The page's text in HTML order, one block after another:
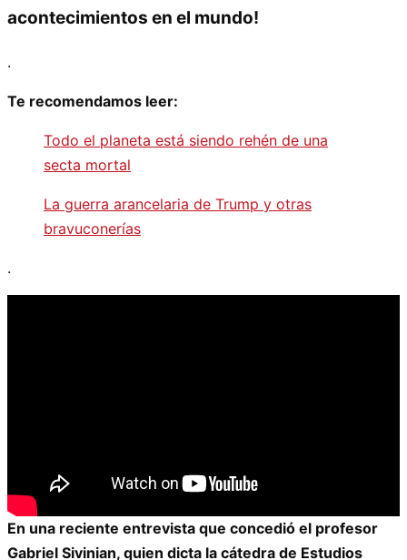
acontecimientos en el mundo!
.
Te recomendamos leer:
Todo el planeta está siendo rehén de una
secta mortal
La guerra arancelaria de Trump y otras
bravuconerías
.
En una reciente entrevista que concedió el profesor
Gabriel Sivinian, quien dicta la cátedra de Estudios